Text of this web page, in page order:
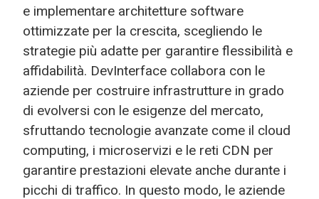
e implementare architetture software
ottimizzate per la crescita, scegliendo le
strategie più adatte per garantire flessibilità e
affidabilità. DevInterface collabora con le
aziende per costruire infrastrutture in grado
di evolversi con le esigenze del mercato,
sfruttando tecnologie avanzate come il cloud
computing, i microservizi e le reti CDN per
garantire prestazioni elevate anche durante i
picchi di traffico. In questo modo, le aziende